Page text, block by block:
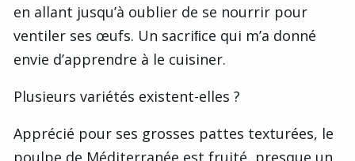
en allant jusqu’à oublier de se nourrir pour
ventiler ses œufs. Un sacriﬁce qui m’a donné
envie d’apprendre à le cuisiner.
Plusieurs variétés existent-elles ?
Apprécié pour ses grosses pattes texturées, le
poulpe de Méditerranée est fruité, presque un